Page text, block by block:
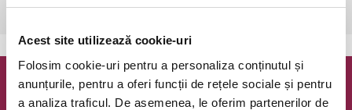
Acest site utilizează cookie-uri
Folosim cookie-uri pentru a personaliza conținutul și
anunțurile, pentru a oferi funcții de rețele sociale și pentru
a analiza traficul. De asemenea, le oferim partenerilor de
Brasov, Bastionul Artistilorvezi pe harta
Newsletter @ Bilete.ro